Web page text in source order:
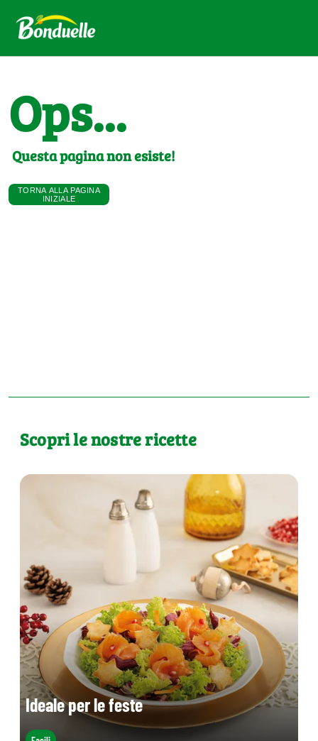
Ops...
Questa pagina non esiste!
TORNA ALLA PAGINA
INIZIALE
Scopri le nostre ricette
Ideale per le feste